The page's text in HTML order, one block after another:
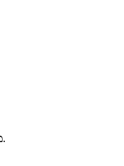
מבשלים את הבטטות בשלמותן על קליפתן (2 רגילות וצרות ו- 4 סגולות וקטנות), וכשהתקררו מעט - מקלפים, פורסים ומסדרים בקערת ההגשה.